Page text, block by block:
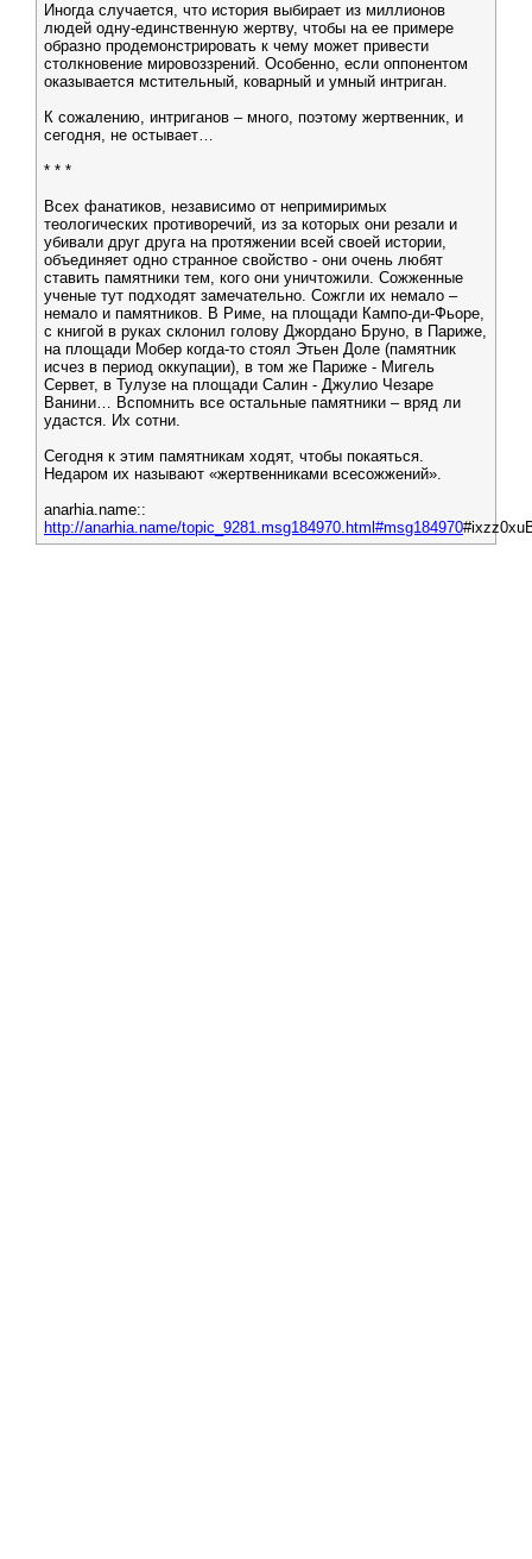
Иногда случается, что история выбирает из миллионов
людей одну-единственную жертву, чтобы на ее примере
образно продемонстрировать к чему может привести
столкновение мировоззрений. Особенно, если оппонентом
оказывается мстительный, коварный и умный интриган.
К сожалению, интриганов – много, поэтому жертвенник, и
сегодня, не остывает…
* * *
Всех фанатиков, независимо от непримиримых
теологических противоречий, из за которых они резали и
убивали друг друга на протяжении всей своей истории,
объединяет одно странное свойство - они очень любят
ставить памятники тем, кого они уничтожили. Сожженные
ученые тут подходят замечательно. Сожгли их немало –
немало и памятников. В Риме, на площади Кампо-ди-Фьоре,
с книгой в руках склонил голову Джордано Бруно, в Париже,
на площади Мобер когда-то стоял Этьен Доле (памятник
исчез в период оккупации), в том же Париже - Мигель
Сервет, в Тулузе на площади Салин - Джулио Чезаре
Ванини… Вспомнить все остальные памятники – вряд ли
удастся. Их сотни.
Сегодня к этим памятникам ходят, чтобы покаяться.
Недаром их называют «жертвенниками всесожжений».
anarhia.name::
http://anarhia.name/topic_9281.msg184970.html#msg184970